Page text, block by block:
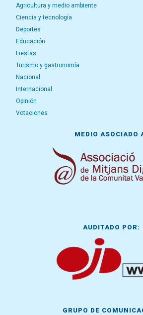
Agricultura y medio ambiente
Ciencia y tecnología
Deportes
Educación
Fiestas
Turismo y gastronomía
Nacional
Internacional
Opinión
Votaciones
MEDIO ASOCIADO
AUDITADO POR:
GRUPO DE